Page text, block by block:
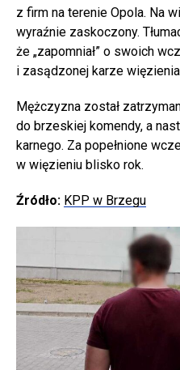
z firm na terenie Opola. Na
wyraźnie zaskoczony.
że „zapomniał” o swoich
i zasądzonej karze
Mężczyzna został
do brzeskiej komendy, a
karnego. Za popełnione
w więzieniu blisko rok.
Źródło: KPP w Brzegu